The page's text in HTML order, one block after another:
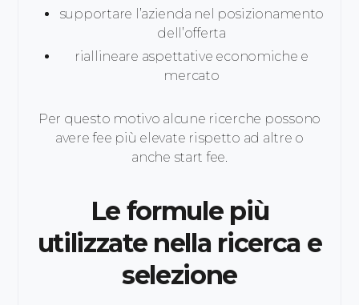
supportare l’azienda nel posizionamento
dell’offerta
riallineare aspettative economiche e
mercato
Per questo motivo alcune ricerche possono
avere fee più elevate rispetto ad altre o
anche start fee.
Le formule più
utilizzate nella ricerca e
selezione